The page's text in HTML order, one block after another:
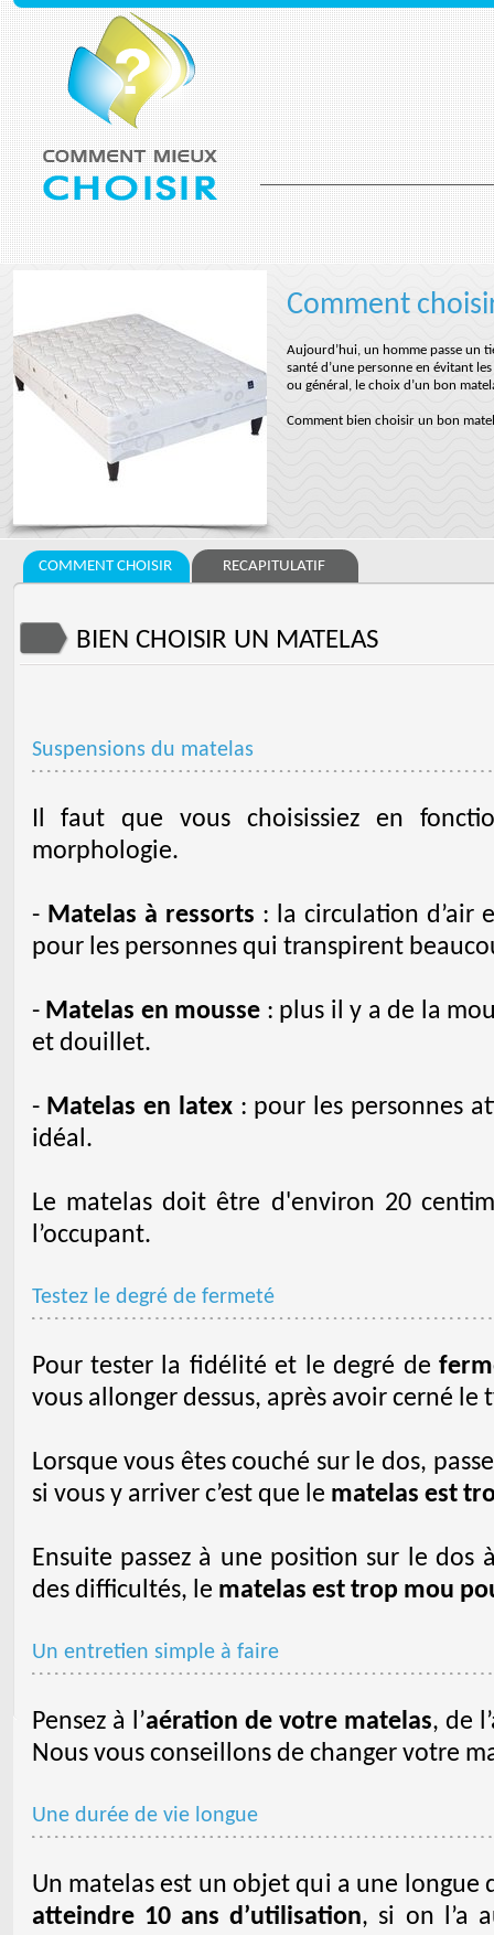
Comment
Aujourd’hui, un homme passe un
santé d’une personne en évitant
ou général, le choix d’un bon
Comment bien choisir un bon
COMMENT CHOISIR RECAPITULATIF
BIEN CHOISIR UN MATELAS
Suspensions du matelas
Il faut que vous choisissiez en
morphologie.
- Matelas à ressorts : la circulation d’air
pour les personnes qui transpirent
- Matelas en mousse : plus il y a de la
et douillet.
- Matelas en latex : pour les personnes
idéal.
Le matelas doit être d'environ 20
l’occupant.
Testez le degré de fermeté
Pour tester la fidélité et le degré de
vous allonger dessus, après avoir cerné le
Lorsque vous êtes couché sur le dos,
si vous y arriver c’est que le matelas est
Ensuite passez à une position sur le dos
des difficultés, le matelas est trop mou
Un entretien simple à faire
Pensez à l’aération de votre matelas, de
Nous vous conseillons de changer votre
Une durée de vie longue
Un matelas est un objet qui a une longue
atteindre 10 ans d’utilisation, si on l’a